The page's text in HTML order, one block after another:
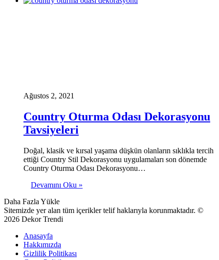
Ağustos 2, 2021
Country Oturma Odası Dekorasyonu
Tavsiyeleri
Doğal, klasik ve kırsal yaşama düşkün olanların sıklıkla tercih
ettiği Country Stil Dekorasyonu uygulamaları son dönemde
Country Oturma Odası Dekorasyonu…
Devamını Oku »
Daha Fazla Yükle
Sitemizde yer alan tüm içerikler telif haklarıyla korunmaktadır. ©
2026 Dekor Trendi
Anasayfa
Hakkımızda
Gizlilik Politikası